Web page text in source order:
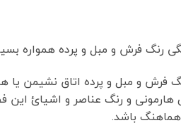
رنگ فرش و مبل و پرده همواره
و مبل و پرده اتاق نشیمن یا
هارمونی و رنگ عناصر و اشیائ
باشد.